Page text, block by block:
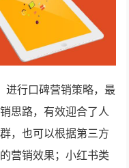
进行口碑营销策略，最
思路，有效迎合了人
，也可以根据第三方
营销效果；小红书类